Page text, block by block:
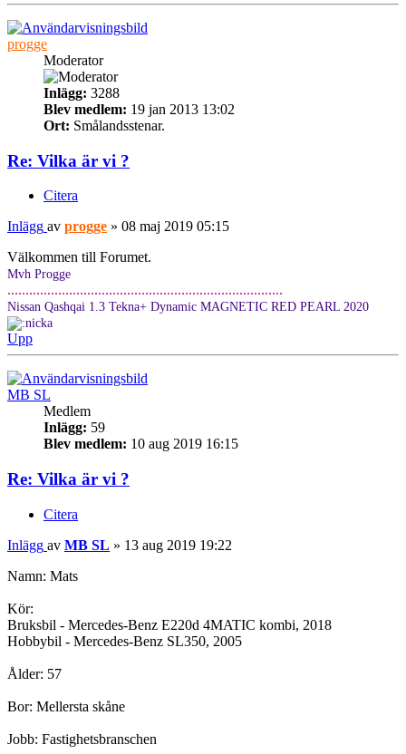
progge
Moderator
Inlägg: 3288
Blev medlem: 19 jan 2013 13:02
Ort: Smålandsstenar.
Re: Vilka är vi ?
Citera
Inlägg av progge » 08 maj 2019 05:15
Välkommen till Forumet.
Mvh Progge
............................................................................
Nissan Qashqai 1.3 Tekna+ Dynamic MAGNETIC RED PEARL 2020
Upp
MB SL
Medlem
Inlägg: 59
Blev medlem: 10 aug 2019 16:15
Re: Vilka är vi ?
Citera
Inlägg av MB SL » 13 aug 2019 19:22
Namn: Mats
Kör:
Bruksbil - Mercedes-Benz E220d 4MATIC kombi, 2018
Hobbybil - Mercedes-Benz SL350, 2005
Ålder: 57
Bor: Mellersta skåne
Jobb: Fastighetsbranschen